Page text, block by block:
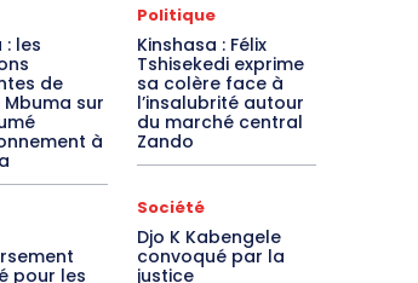
les
de
sur
à
Politique
Kinshasa : Félix
Tshisekedi exprime
sa colère face à
l’insalubrité autour
du marché central
Zando
pour les
Société
Djo K Kabengele
convoqué par la
justice